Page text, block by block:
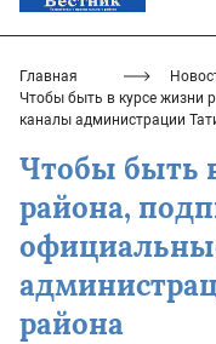
Главная
Чтобы быть в курсе жизни
каналы администрации
Чтобы быть
района,
района